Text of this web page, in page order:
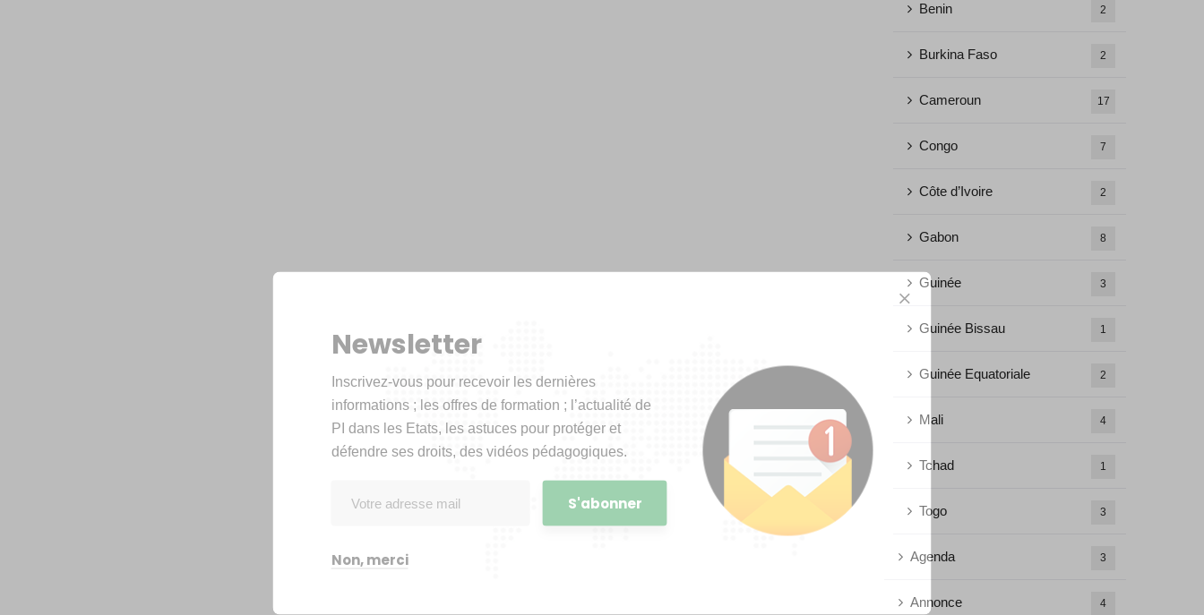
Benin 2
Burkina Faso 2
Cameroun 17
Congo 7
Côte d’Ivoire 2
Gabon 8
Guinée 3
Guinée Bissau 1
Guinée Equatoriale 2
Mali 4
Tchad 1
Togo 3
Agenda 3
Annonce 4
Newsletter
Inscrivez-vous pour recevoir les dernières
informations ; les offres de formation ; l’actualité de
PI dans les Etats, les astuces pour protéger et
défendre ses droits, des vidéos pédagogiques.
Non, merci